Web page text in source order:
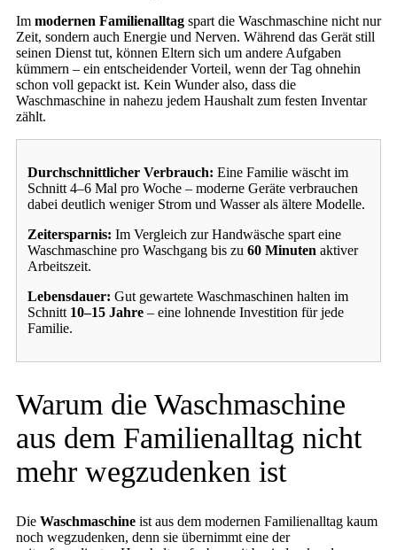
Im modernen Familienalltag spart die Waschmaschine nicht nur
Zeit, sondern auch Energie und Nerven. Während das Gerät still
seinen Dienst tut, können Eltern sich um andere Aufgaben
kümmern – ein entscheidender Vorteil, wenn der Tag ohnehin
schon voll gepackt ist. Kein Wunder also, dass die
Waschmaschine in nahezu jedem Haushalt zum festen Inventar
zählt.
Durchschnittlicher Verbrauch: Eine Familie wäscht im
Schnitt 4–6 Mal pro Woche – moderne Geräte verbrauchen
dabei deutlich weniger Strom und Wasser als ältere Modelle.
Zeitersparnis: Im Vergleich zur Handwäsche spart eine
Waschmaschine pro Waschgang bis zu 60 Minuten aktiver
Arbeitszeit.
Lebensdauer: Gut gewartete Waschmaschinen halten im
Schnitt 10–15 Jahre – eine lohnende Investition für jede
Familie.
Warum die Waschmaschine
aus dem Familienalltag nicht
mehr wegzudenken ist
Die Waschmaschine ist aus dem modernen Familienalltag kaum
noch wegzudenken, denn sie übernimmt eine der